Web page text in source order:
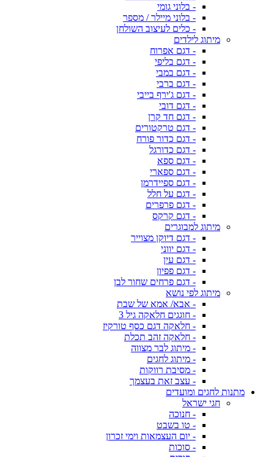
- בלוני גומי
- בלוני מיילר / מספר
- כלים לעיצוב השולחן
מיתוג לילדים
- דגם אפרוח
- דגם בליפי
- דגם במבי
- דגם ברבי
- דגם ג'ירף בייבי
- דגם דובי
- דגם חד קרן
- דגם טרקטורים
- דגם כדור פורח
- דגם כדורגל
- דגם ספא
- דגם ספארי
- דגם ספיידרמן
- דגם על חלל
- דגם פרפרים
- דגם קרקס
מיתוג למבוגרים
- דגם דיוקן מצוייר
- דגם יווני
- דגם עין
- דגם פפיון
- דגם פרחים שחור לבן
מיתוג לפי נושא
- אבא/ אמא של שבת
- חוגגים חלאקה גיל 3
- חלאקה דגם כסף טורקיז
- חלאקה זהב תכלת
- מיתוג לבר מצווה
- מיתוג לחגים
- מסיבת רווקות
- עצב זאת בעצמך
מתנות לחגים ומועדים
חגי ישראל
- חנוכה
- טו בשבט
- יום העצמאות וימי זכרון
- סוכות